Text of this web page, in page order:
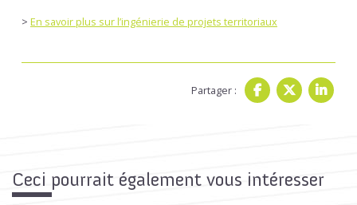
> En savoir plus sur l’ingénierie de projets territoriaux
Partager :
Ceci pourrait également vous intéresser